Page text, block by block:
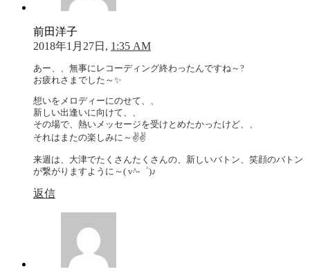
前田洋子
2018年1月27日, 1:35 AM
あー、、無事にレコーディング終わったんですね～?
お疲れさまでした～✨
想いをメロディーにのせて、、
新しい出逢いに向けて、、
その場で、熱いメッセージを受けとめたかったけど、、
それはまたの楽しみに～✌️✌️
来週は、大津でたくさんたくさんの、新しいバトン、笑顔のバトン
が繋がりますように～( v^-゜)♪
返信